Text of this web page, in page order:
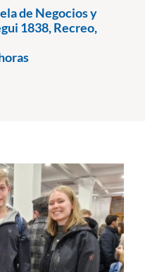
de Negocios y
1838, Recreo,